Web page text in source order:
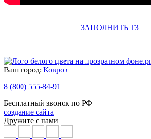
ЗАПОЛНИТЬ ТЗ
Ваш город: Ковров
8 (800) 555-84-91
Бесплатный звонок по РФ
создание сайта
Дружите с нами